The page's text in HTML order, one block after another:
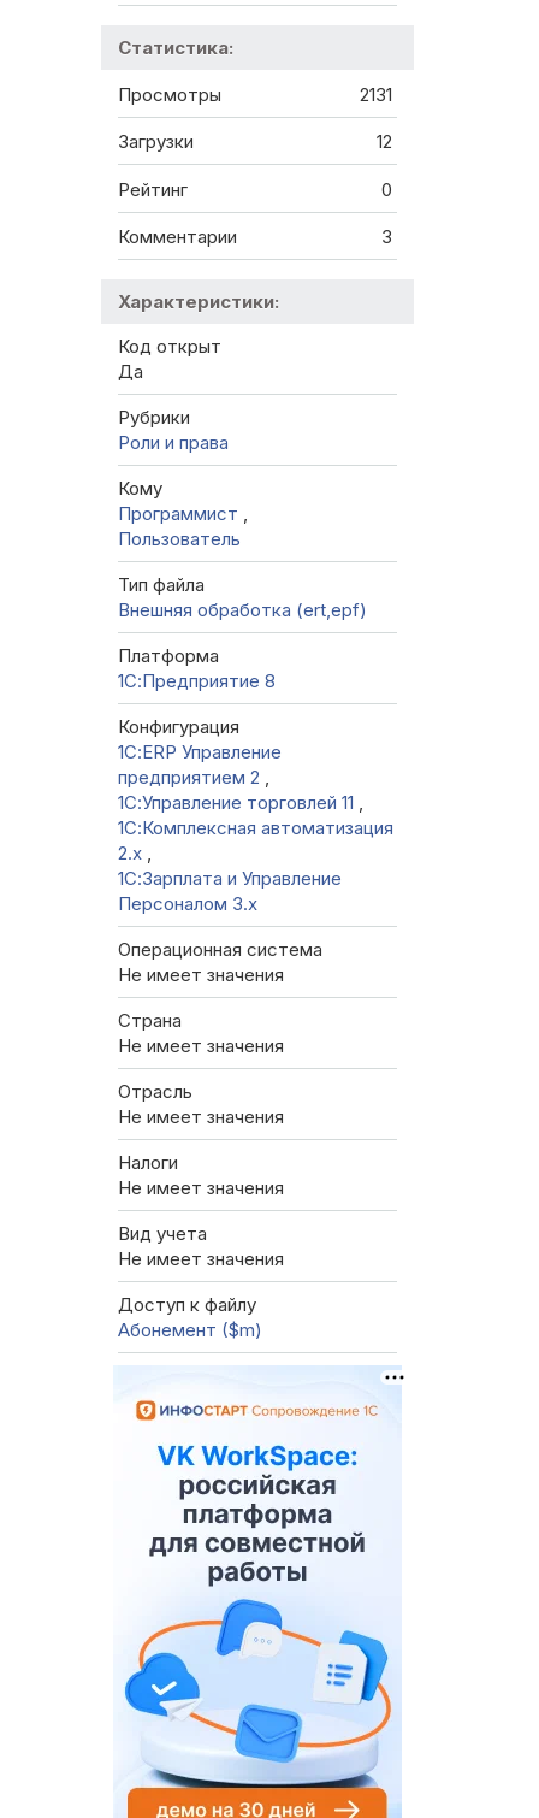
Статистика:
Просмотры 2131
Загрузки 12
Рейтинг 0
Комментарии 3
Характеристики:
Код открыт
Да
Рубрики
Роли и права
Кому
Программист ,
Пользователь
Тип файла
Внешняя обработка (ert,epf)
Платформа
1С:Предприятие 8
Конфигурация
1С:ERP Управление
предприятием 2 ,
1С:Управление торговлей 11 ,
1С:Комплексная автоматизация
2.х ,
1С:Зарплата и Управление
Персоналом 3.x
Операционная система
Не имеет значения
Страна
Не имеет значения
Отрасль
Не имеет значения
Налоги
Не имеет значения
Вид учета
Не имеет значения
Доступ к файлу
Абонемент ($m)